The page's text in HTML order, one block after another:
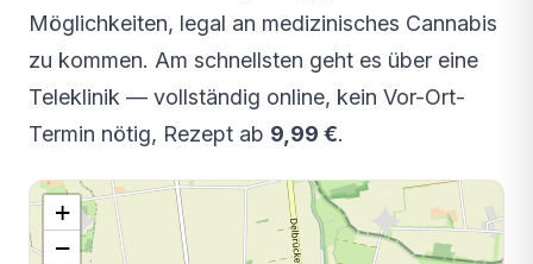
Möglichkeiten, legal an medizinisches Cannabis
zu kommen. Am schnellsten geht es über eine
Teleklinik — vollständig online, kein Vor-Ort-
Termin nötig, Rezept ab 9,99 €.
+
−